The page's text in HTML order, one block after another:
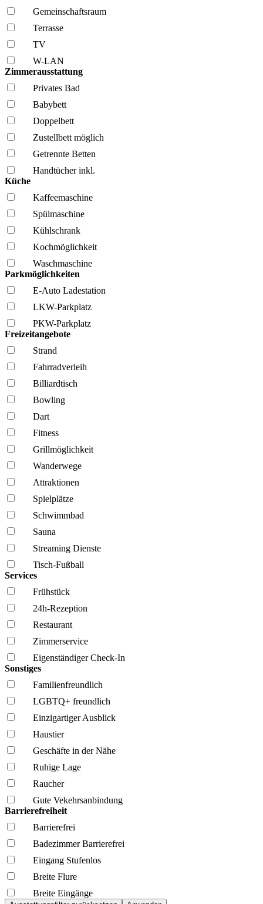
Gemeinschafts­raum
Terrasse
TV
W-LAN
Zimmerausstattung
Privates Bad
Babybett
Doppelbett
Zustellbett möglich
Getrennte Betten
Handtücher inkl.
Küche
Kaffee­maschine
Spül­maschine
Kühl­schrank
Kochmöglich­keit
Wasch­maschine
Parkmöglichkeiten
E-Auto Ladestation
LKW-Parkplatz
PKW-Parkplatz
Freizeitangebote
Strand
Fahrrad­verleih
Billiardtisch
Bowling
Dart
Fitness
Grillmöglich­keit
Wanderwege
Attraktionen
Spielplätze
Schwimmbad
Sauna
Streaming Dienste
Tisch-Fußball
Services
Frühstück
24h-Rezeption
Restaurant
Zimmerservice
Eigenständiger Check-In
Sonstiges
Familien­freundlich
LGBTQ+ freundlich
Einzigartiger Ausblick
Haustier
Geschäfte in der Nähe
Ruhige Lage
Raucher
Gute Vekehrsanbindung
Barrierefreiheit
Barrierefrei
Badezimmer Barrierefrei
Eingang Stufenlos
Breite Flure
Breite Eingänge